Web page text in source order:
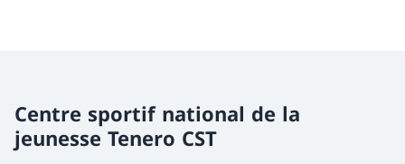
Centre sportif national de la
jeunesse Tenero CST